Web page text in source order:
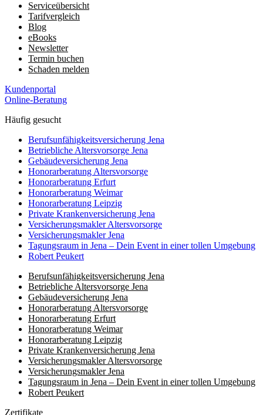
Serviceübersicht
Tarifvergleich
Blog
eBooks
Newsletter
Termin buchen
Schaden melden
Kundenportal
Online-Beratung
Häufig gesucht
Berufs­unfähigkeits­­versicherung Jena
Betriebliche Altersvorsorge Jena
Gebäudeversicherung Jena
Honorar­beratung Altersvorsorge
Honorar­beratung Erfurt
Honorar­beratung Weimar
Honorarberatung Leipzig
Private Kranken­­versicherung Jena
Versicherungsmakler Altersvorsorge
Versicherungs­makler Jena
Tagungsraum in Jena – Dein Event in einer tollen Umgebung
Robert Peukert
Berufs­unfähigkeits­­versicherung Jena
Betriebliche Altersvorsorge Jena
Gebäudeversicherung Jena
Honorar­beratung Altersvorsorge
Honorar­beratung Erfurt
Honorar­beratung Weimar
Honorarberatung Leipzig
Private Kranken­­versicherung Jena
Versicherungsmakler Altersvorsorge
Versicherungs­makler Jena
Tagungsraum in Jena – Dein Event in einer tollen Umgebung
Robert Peukert
Zertifikate
Kundenbewertungen und Erfahrungen zu